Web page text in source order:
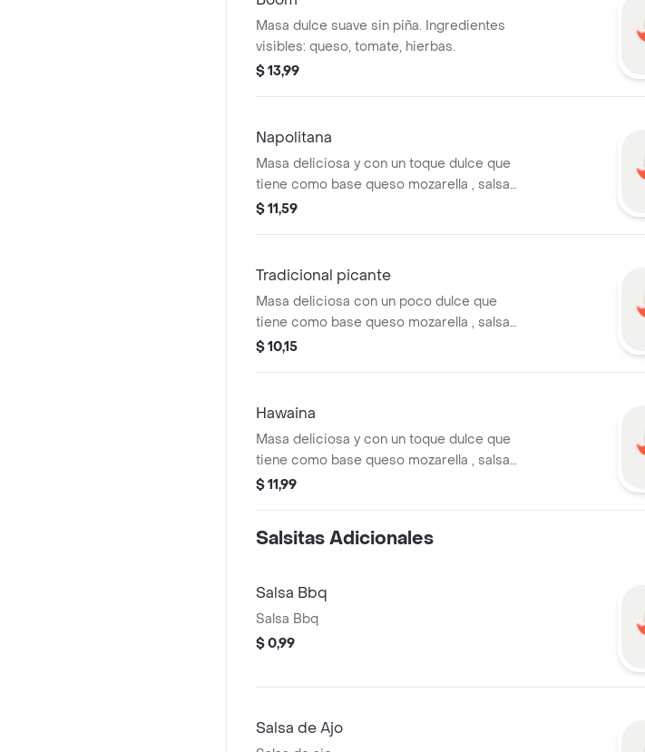
Masa dulce suave sin piña. Ingredientes
visibles: queso, tomate, hierbas.
$ 13,99
Napolitana
Masa deliciosa y con un toque dulce que
tiene como base queso mozarella , salsa
al gusto ,salami , albaca , tocino y tomate
$ 11,59
Tradicional picante
Masa deliciosa con un poco dulce que
tiene como base queso mozarella , salsa
al gusto con pepperoni , con un toque
$ 10,15
Hawaina
Masa deliciosa y con un toque dulce que
tiene como base queso mozarella , salsa
al gusto con piña y jamon
$ 11,99
Salsitas Adicionales
Salsa Bbq
Salsa Bbq
$ 0,99
Salsa de Ajo